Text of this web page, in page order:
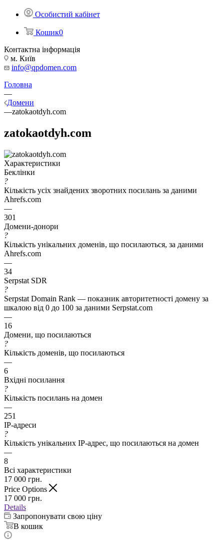
Особистий кабінет
Кошик0
Контактна інформація
м. Київ
info@qpdomen.com
Головна
—
Домени
—zatokaotdyh.com
zatokaotdyh.com
Характеристики
Беклінки
?
Кількість усіх знайдених зворотних посилань за даними
Ahrefs.com
—
301
Домени-донори
?
Кількість унікальних доменів, що посилаються, за даними
Ahrefs.com
—
34
Serpstat SDR
?
Serpstat Domain Rank — показник авторитетності домену за
шкалою від 0 до 100 за даними Serpstat.com
—
16
Домени, що посилаються
?
Кількість доменів, що посилаються
—
6
Вхідні посилання
?
Кількість посилань на домен
—
251
IP-адреси
?
Кількість унікальних IP-адрес, що посилаються на домен
—
8
Всі характеристики
17 000 грн.
Price Options
17 000 грн.
Details
Запропонувати свою ціну
В кошик